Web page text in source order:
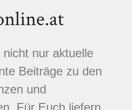
nur aktuelle
Beiträge zu den
und
Für Euch liefern